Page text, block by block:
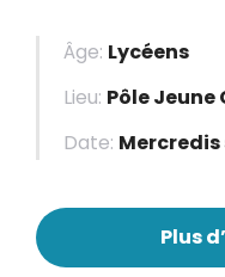
Âge: Lycéens
Lieu: Pôle
Date: Mercredis
Plus